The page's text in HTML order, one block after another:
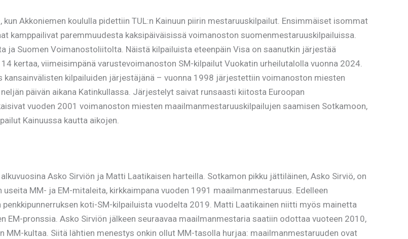
Akkoniemen koululla pidettiin TUL:n Kainuun piirin mestaruuskilpailut. Ensimmäiset isommat
kamppailivat paremmuudesta kaksipäiväisissä voimanoston suomenmestaruuskilpailuissa.
Suomen Voimanostoliitolta. Näistä kilpailuista eteenpäin Visa on saanutkin järjestää
kertaa, viimeisimpänä varustevoimanoston SM-kilpailut Vuokatin urheilutalolla vuonna 2024.
kilpailuiden järjestäjänä – vuonna 1998 järjestettiin voimanoston miesten
päivän aikana Katinkullassa. Järjestelyt saivat runsaasti kiitosta Euroopan
vuoden 2001 voimanoston miesten maailmanmestaruuskilpailujen saamisen Sotkamoon,
Kainuussa kautta aikojen.
Asko Sirviön ja Matti Laatikaisen harteilla. Sotkamon pikku jättiläinen, Asko Sirviö, on
MM- ja EM-mitaleita, kirkkaimpana vuoden 1991 maailmanmestaruus. Edelleen
koti-SM-kilpailuista vuodelta 2019. Matti Laatikainen niitti myös mainetta
pronssia. Asko Sirviön jälkeen seuraavaa maailmanmestaria saatiin odottaa vuoteen 2010,
MM-kultaa. Siitä lähtien menestys onkin ollut MM-tasolla hurjaa: maailmanmestaruuden ovat